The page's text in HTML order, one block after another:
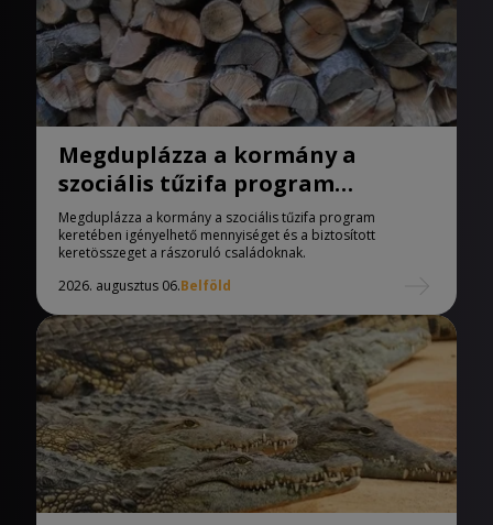
Megduplázza a kormány a
szociális tűzifa program
keretében igényelhető
mennyiséget
Megduplázza a kormány a szociális tűzifa program
keretében igényelhető mennyiséget és a biztosított
keretösszeget a rászoruló családoknak.
2026. augusztus 06.Belföld